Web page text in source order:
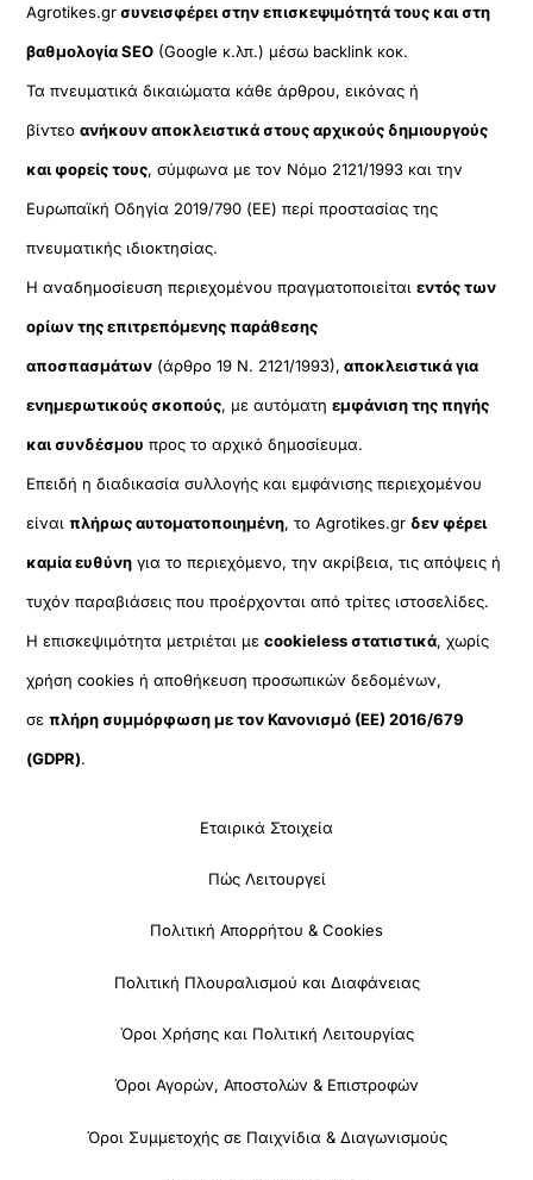
Agrotikes.grσυνεισφέρει στην επισκεψιμότητά τους και στη
βαθμολογία SEO (Google κ.λπ.) μέσω backlink κοκ.
Τα πνευματικά δικαιώματα κάθε άρθρου, εικόνας ή
βίντεοανήκουν αποκλειστικά στους αρχικούς δημιουργούς
και φορείς τους, σύμφωνα με τον Νόμο 2121/1993 και την
Ευρωπαϊκή Οδηγία 2019/790 (ΕΕ) περί προστασίας της
πνευματικής ιδιοκτησίας.
Η αναδημοσίευση περιεχομένου πραγματοποιείταιεντός των
ορίων της επιτρεπόμενης παράθεσης
αποσπασμάτων (άρθρο 19 Ν. 2121/1993), αποκλειστικά για
ενημερωτικούς σκοπούς, με αυτόματηεμφάνιση της πηγής
και συνδέσμου προς το αρχικό δημοσίευμα.
Επειδή η διαδικασία συλλογής και εμφάνισης περιεχομένου
είναιπλήρως αυτοματοποιημένη, το Agrotikes.gr δεν φέρει
καμία ευθύνη για το περιεχόμενο, την ακρίβεια, τις απόψεις ή
τυχόν παραβιάσεις που προέρχονται από τρίτες ιστοσελίδες.
Η επισκεψιμότητα μετριέται μεcookieless στατιστικά, χωρίς
χρήση cookies ή αποθήκευση προσωπικών δεδομένων,
σεπλήρη συμμόρφωση με τον Κανονισμό (ΕΕ) 2016/679
(GDPR).
Εταιρικά Στοιχεία
Πώς Λειτουργεί
Πολιτική Απορρήτου & Cookies
Πολιτική Πλουραλισμού και Διαφάνειας
Όροι Χρήσης και Πολιτική Λειτουργίας
Όροι Αγορών, Αποστολών & Επιστροφών
Όροι Συμμετοχής σε Παιχνίδια & Διαγωνισμούς